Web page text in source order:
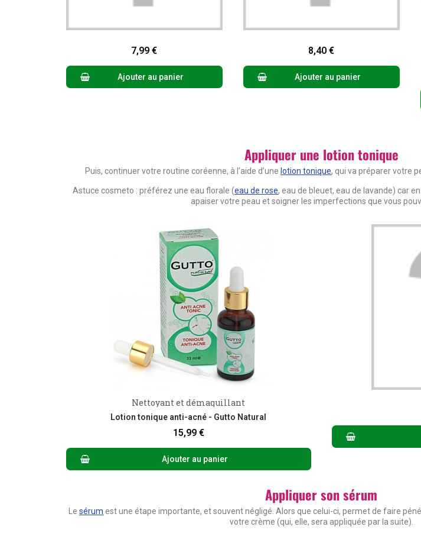
7,99 €
Ajouter au panier
8,40 €
Ajouter au panier
Appliquer une lotion tonique
Puis, continuer votre routine coréenne, à l’aide d’une lotion tonique, qui va préparer votre
Astuce cosmeto : préférez une eau florale (eau de rose, eau de bleuet, eau de lavande) car
apaiser votre peau et soigner les imperfections que vous
Aperçu rapide
Nettoyant et démaquillant
Lotion tonique anti-acné - Gutto Natural
15,99 €
Ajouter au panier
Appliquer son sérum
Lesérum est une étape importante, et souvent négligé. Alors que celui-ci, permet de faire
votre crème (qui, elle, sera appliquée par la suite).